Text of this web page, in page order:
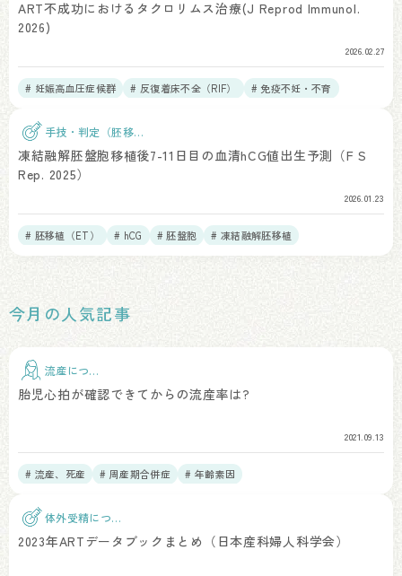
ART不成功におけるタクロリムス治療(J Reprod Immunol.
2026)
2026.02.27
# 妊娠高血圧症候群 # 反復着床不全（RIF）
# 免疫不妊・不育
手技・判定（胚移
植）
凍結融解胚盤胞移植後7-11日目の血清hCG値出生予測（F S
Rep. 2025）
2026.01.23
# 胚移植（ET） # hCG # 胚盤胞 # 凍結融解胚移植
今月の人気記事
流産につい
胎児心拍が確認できてからの流産率は?
2021.09.13
# 流産、死産 # 周産期合併症 # 年齢素因
体外受精につい
て
2023年ARTデータブックまとめ（日本産科婦人科学会）